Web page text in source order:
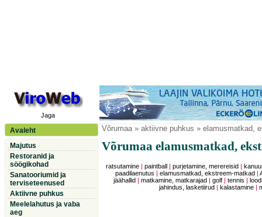
Jaga
Avaleht
Majutus
Restoranid ja
söögikohad
Sanatooriumid ja
terviseteenused
Aktiivne puhkus
Meelelahutus ja vaba
aeg
Võrumaa» aktiivne puhkus » elamusmatkad,
Võrumaa elamusmatkad,
ratsutamine| paintball purjetamine, merereisid
paadilaenutus
|elamusmatkad, ekstreem-matkad |
jäähallid
matkamine, matkarajad golf| tennis
jahindus, lasketiirud
kalastamine |